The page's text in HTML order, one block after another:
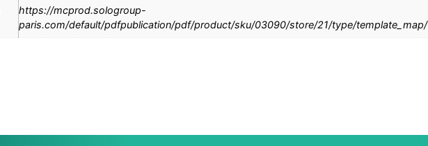
https://mcprod.sologroup-
paris.com/default/pdfpublication/pdf/product/sku/03090/store/21/type/template_map/